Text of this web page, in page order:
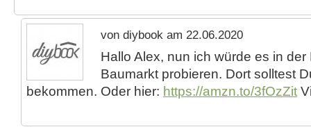
von diybook am 22.06.2020
Hallo Alex, nun ich würde es in
Baumarkt probieren. Dort solltest
bekommen. Oder hier: https://amzn.to/3fOzZit